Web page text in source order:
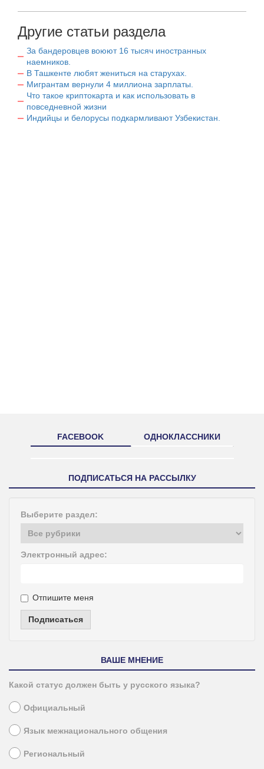
Другие статьи раздела
За бандеровцев воюют 16 тысяч иностранных
наемников.
В Ташкенте любят жениться на старухах.
Мигрантам вернули 4 миллиона зарплаты.
Что такое криптокарта и как использовать в
повседневной жизни
Индийцы и белорусы подкармливают Узбекистан.
FACEBOOK ОДНОКЛАССНИКИ
ПОДПИСАТЬСЯ НА РАССЫЛКУ
Выберите раздел:
Электронный адрес:
Отпишите меня
Подписаться
ВАШЕ МНЕНИЕ
Какой статус должен быть у русского языка?
Официальный
Язык межнационального общения
Региональный